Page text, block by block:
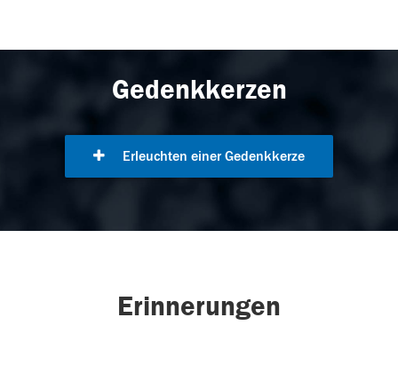
Gedenkkerzen
Erleuchten einer Gedenkkerze
Erinnerungen